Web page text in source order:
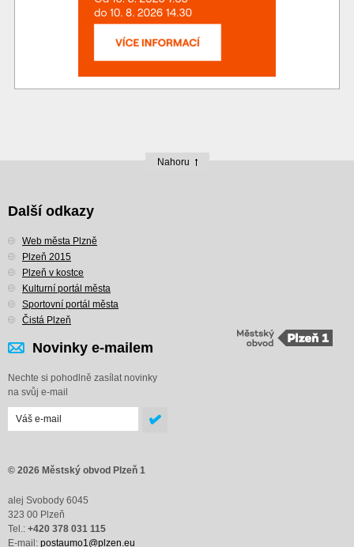
Nahoru
Další odkazy
Web města Plzně
Plzeň 2015
Plzeň v kostce
Kulturní portál města
Sportovní portál města
Čistá Plzeň
Novinky e-mailem
Nechte si pohodlně zasílat novinky
na svůj e-mail
© 2026 Městský obvod Plzeň 1
alej Svobody 6045
323 00 Plzeň
Tel.: +420 378 031 115
E-mail: postaumo1@plzen.eu